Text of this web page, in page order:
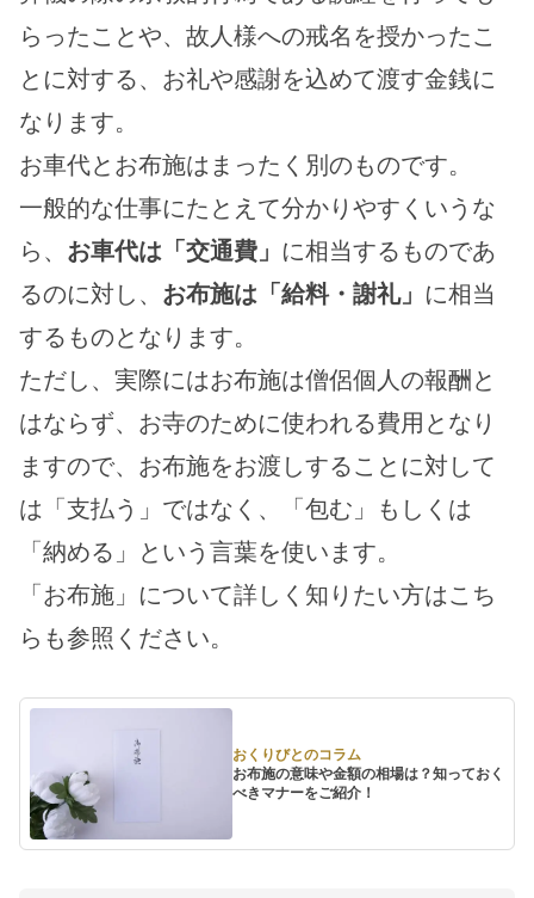
らったことや、故人様への戒名を授かったこ
とに対する、お礼や感謝を込めて渡す金銭に
なります。
お車代とお布施はまったく別のものです。
一般的な仕事にたとえて分かりやすくいうな
ら、 お車代は「交通費」 に相当するものであ
るのに対し、 お布施は「給料・謝礼」 に相当
するものとなります。
ただし、実際にはお布施は僧侶個人の報酬と
はならず、お寺のために使われる費用となり
ますので、お布施をお渡しすることに対して
は「支払う」ではなく、「包む」もしくは
「納める」という言葉を使います。
「お布施」について詳しく知りたい方はこち
らも参照ください。
おくりびとのコラム
お布施の意味や金額の相場は？知っておく
べきマナーをご紹介！